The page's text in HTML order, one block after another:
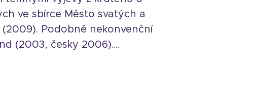
ve sbírce Město svatých a
Podobně nekonvenční
(2003, česky 2006)....